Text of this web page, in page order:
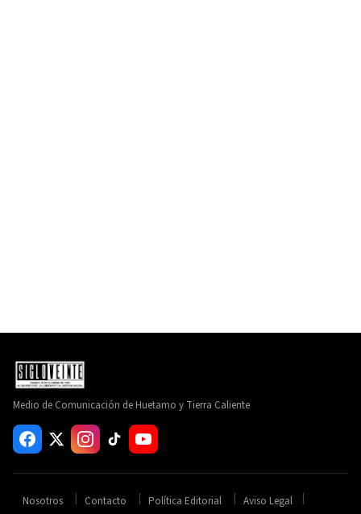
Medio de Comunicación de Huetamo y Tierra Caliente
Nosotros Contacto Política Editorial Aviso Legal